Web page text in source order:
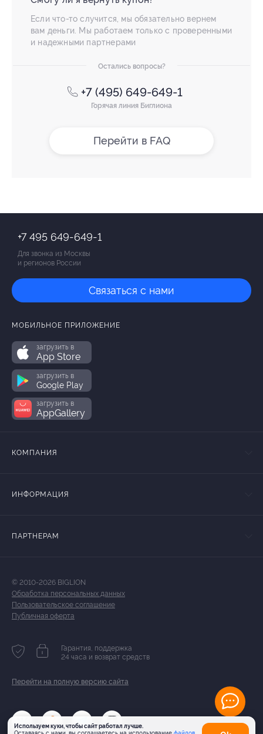
Если что-то случится, мы обязательно вернем
вам деньги. Мы работаем только с проверенными
и надежными партнерами
Остались вопросы?
+7 (495) 649-649-1
Горячая линия Биглиона
Перейти в FAQ
Используем куки, чтобы сайт работал лучше.
+7 495 649-649-1
Для звонка из Москвы
и регионов России
Связаться с нами
МОБИЛЬНОЕ ПРИЛОЖЕНИЕ
загрузить в
App Store
загрузить в
Google Play
загрузить в
AppGallery
КОМПАНИЯ
ИНФОРМАЦИЯ
ПАРТНЕРАМ
© 2010-2026 BIGLION
Обработка персональных данных
Пользовательское соглашение
Публичная оферта
Гарантия, поддержка
24 часа и возврат средств
Перейти на полную версию сайта